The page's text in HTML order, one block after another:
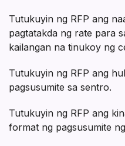
Tutukuyin ng RFP ang
pagtatakda ng rate para
kailangan na tinukoy ng
Tutukuyin ng RFP ang
pagsusumite sa sentro.
Tutukuyin ng RFP ang
format ng pagsusumite